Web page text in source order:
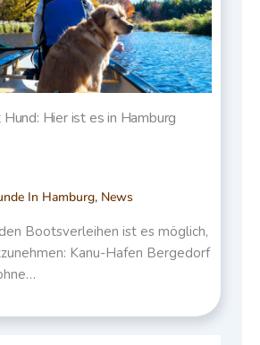
Hund: Hier ist es in Hamburg
In Hamburg, News
Bootsverleihen ist es möglich,
Kanu-Hafen Bergedorf